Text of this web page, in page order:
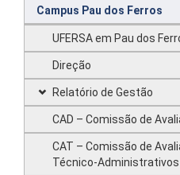
Campus Pau dos Ferros
UFERSA em Pau dos
Direção
Relatório de Gestão
CAD – Comissão de
CAT – Comissão de
Técnico-Administrativos